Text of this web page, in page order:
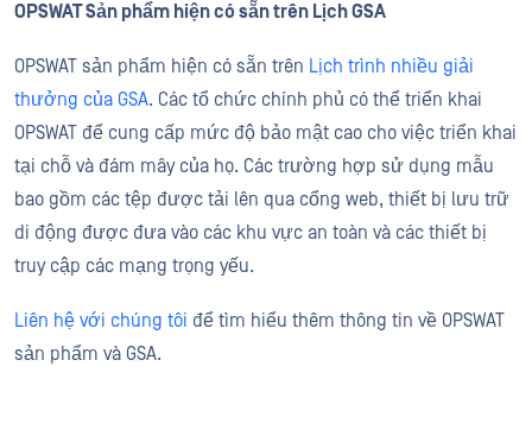
OPSWAT Sản phẩm hiện có sẵn trên Lịch GSA
OPSWAT sản phẩm hiện có sẵn trên Lịch trình nhiều giải
thưởng của GSA. Các tổ chức chính phủ có thể triển khai
OPSWAT để cung cấp mức độ bảo mật cao cho việc triển khai
tại chỗ và đám mây của họ. Các trường hợp sử dụng mẫu
bao gồm các tệp được tải lên qua cổng web, thiết bị lưu trữ
di động được đưa vào các khu vực an toàn và các thiết bị
truy cập các mạng trọng yếu.
Liên hệ với chúng tôi để tìm hiểu thêm thông tin về OPSWAT
sản phẩm và GSA.